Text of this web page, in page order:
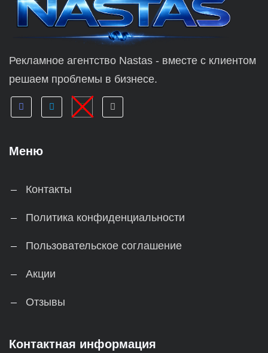
Рекламное агентство Nastas - вместе с клиентом
решаем проблемы в бизнесе.
Меню
Контакты
Политика конфиденциальности
Пользовательское соглашение
Акции
Отзывы
Контактная информация